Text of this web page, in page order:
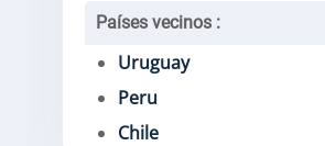
Países vecinos :
Uruguay
Peru
Chile